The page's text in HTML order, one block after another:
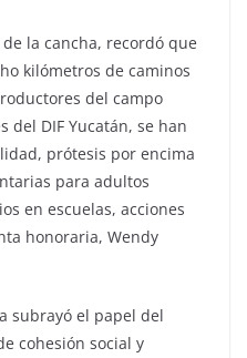
la cancha, recordó que
kilómetros de caminos
del campo
del DIF Yucatán, se han
prótesis por encima
para adultos
en escuelas, acciones
honoraria, Wendy
subrayó el papel del
cohesión social y